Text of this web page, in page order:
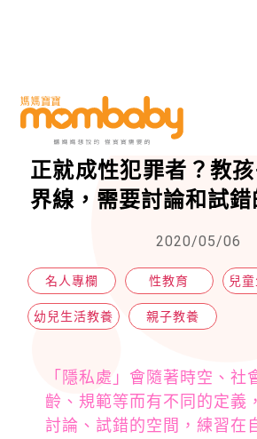
HOME 親子 親子教養
孩子露出身體部位、
正就成性犯罪者？教
界線，需要討論和試錯
2020/05/06
名人專欄 性教育 兒
幼兒生活教養 親子教養
「隱私處」會隨著時空、社
齡、規範等而有不同的定義
討論、試錯的空間，練習在